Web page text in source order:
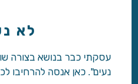
לא
עסקתי כבר בנושא בצורה
נעים". כאן אנסה להרחיבו